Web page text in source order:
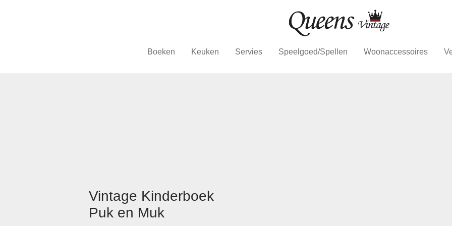
Boeken Keuken Servies Speelgoed/Spellen Woonaccessoires
Vintage Kinderboek
Puk en Muk